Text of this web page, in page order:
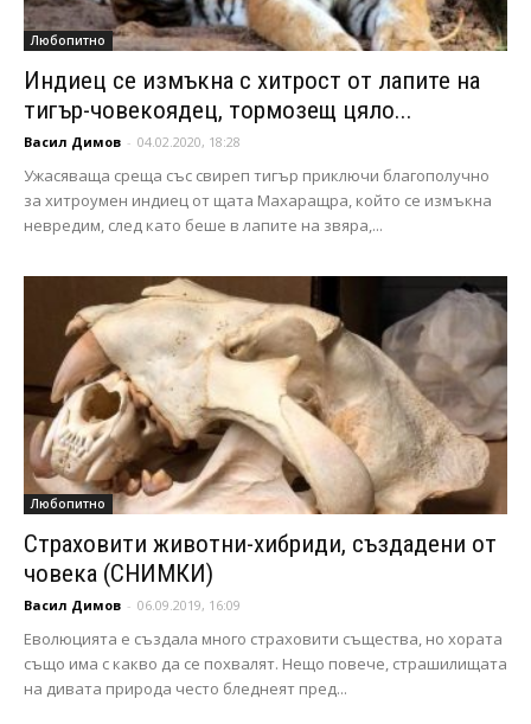
Любопитно
Индиец се измъкна с хитрост от лапите на
тигър-човекоядец, тормозещ цяло...
Васил Димов - 04.02.2020, 18:28
Ужасяваща среща със свиреп тигър приключи благополучно
за хитроумен индиец от щата Махаращра, който се измъкна
невредим, след като беше в лапите на звяра,...
Любопитно
Страховити животни-хибриди, създадени от
човека (СНИМКИ)
Васил Димов - 06.09.2019, 16:09
Еволюцията е създала много страховити същества, но хората
също има с какво да се похвалят. Нещо повече, страшилищата
на дивата природа често бледнеят пред...